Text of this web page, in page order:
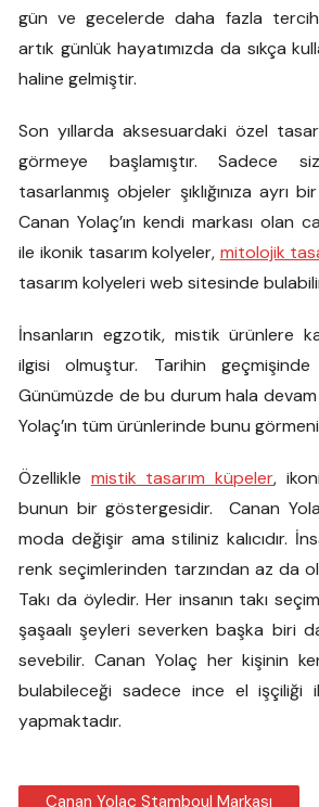
gün ve gecelerde daha fazla tercih
artık günlük hayatımızda da sıkça
haline gelmiştir.
Son yıllarda aksesuardaki özel
görmeye başlamıştır. Sadece
tasarlanmış objeler şıklığınıza ayrı
Canan Yolaç’ın kendi markası olan
ile ikonik tasarım kolyeler, mitolojik
tasarım kolyeleri web sitesinde
İnsanların egzotik, mistik ürünlere
ilgisi olmuştur. Tarihin
Günümüzde de bu durum hala
Yolaç’ın tüm ürünlerinde bunu
Özellikle mistik tasarım küpeler,
bunun bir göstergesidir. Canan
moda değişir ama stiliniz kalıcıdır.
renk seçimlerinden tarzından az da
Takı da öyledir. Her insanın takı
şaşaalı şeyleri severken başka biri
sevebilir. Canan Yolaç her kişinin
bulabileceği sadece ince el işçiliği
yapmaktadır.
Canan Yolaç Stamboul Markası